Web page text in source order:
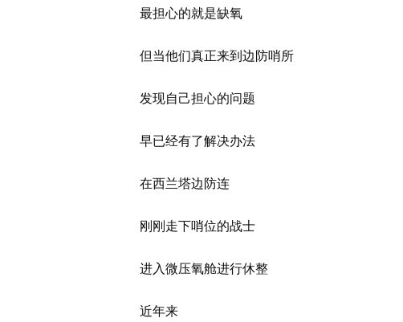
最担心的就是缺氧
但当他们真正来到边防哨所
发现自己担心的问题
早已经有了解决办法
在西兰塔边防连
刚刚走下哨位的战士
进入微压氧舱进行休整
近年来